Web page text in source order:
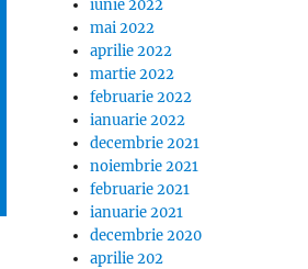
iunie 2022
mai 2022
aprilie 2022
martie 2022
februarie 2022
ianuarie 2022
decembrie 2021
noiembrie 2021
februarie 2021
ianuarie 2021
decembrie 2020
aprilie 202